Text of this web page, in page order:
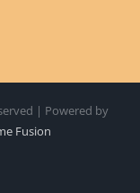
| Powered by
Fusion